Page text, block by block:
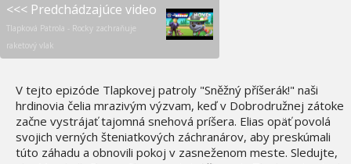
<<< Predchádzajúce video
Tlapková Patrola - Rocky zachraňuje
raketový vlak
V tejto epizóde Tlapkovej patroly "Sněžný příšerák!" naši
hrdinovia čelia mrazivým výzvam, keď v Dobrodružnej zátoke
začne vystrájať tajomná snehová príšera. Elias opäť povolá
svojich verných šteniatkových záchranárov, aby preskúmali
túto záhadu a obnovili pokoj v zasneženom meste. Sledujte,